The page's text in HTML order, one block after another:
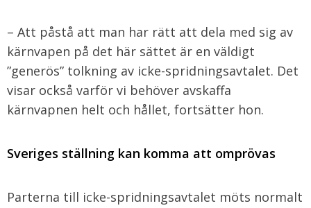
– Att påstå att man har rätt att dela med sig av
kärnvapen på det här sättet är en väldigt
”generös” tolkning av icke-spridningsavtalet. Det
visar också varför vi behöver avskaffa
kärnvapnen helt och hållet, fortsätter hon.
Sveriges ställning kan komma att omprövas
Parterna till icke-spridningsavtalet möts normalt